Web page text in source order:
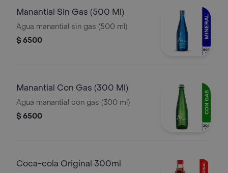
Manantial Sin Gas (500 Ml)
Agua manantial sin gas (500 ml)
$ 6500
Manantial Con Gas (300 Ml)
Agua manantial con gas (300 ml)
$ 6500
Coca-cola Original 300ml